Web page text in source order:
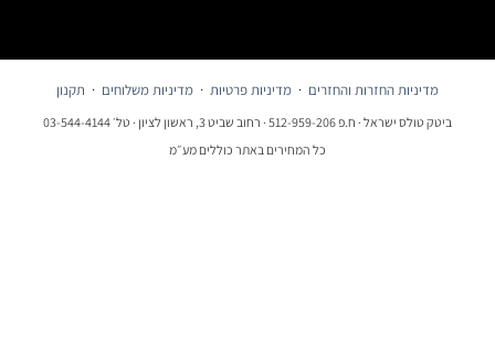
מדיניות החזרות והחזרים ·מדיניות פרטיות·מדיניות משלוחים·תקנון
ביטק טולס ישראל · ח.פ 512-959-206 · רחוב שביט 3, ראשון לציון · טל׳ 03-544-4144
כל המחירים באתר כוללים מע״מ